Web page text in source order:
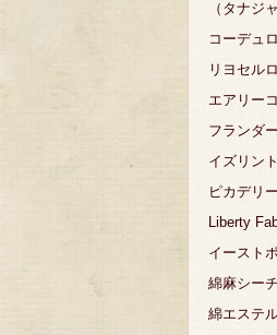
（タナジ
コーデュ
リヨセル
エアリー
フランダ
イズリン
ピカデリ
Liberty
イースト
綿麻シー
綿エステ